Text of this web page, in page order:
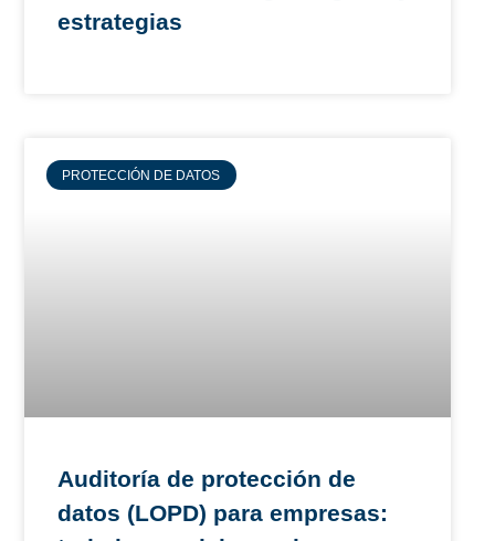
estrategias
PROTECCIÓN DE DATOS
Auditoría de protección de
datos (LOPD) para empresas: